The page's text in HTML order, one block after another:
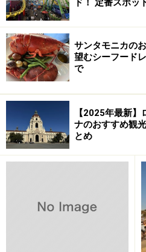
サンタモニカの
望むシーフード
で
【2025年最新
ナのおすすめ観
とめ